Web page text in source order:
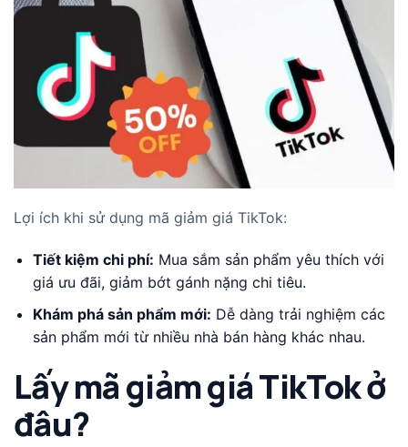
Lợi ích khi sử dụng mã giảm giá TikTok:
Tiết kiệm chi phí: Mua sắm sản phẩm yêu thích với
giá ưu đãi, giảm bớt gánh nặng chi tiêu.
Khám phá sản phẩm mới: Dễ dàng trải nghiệm các
sản phẩm mới từ nhiều nhà bán hàng khác nhau.
Lấy mã giảm giá TikTok ở
đâu?